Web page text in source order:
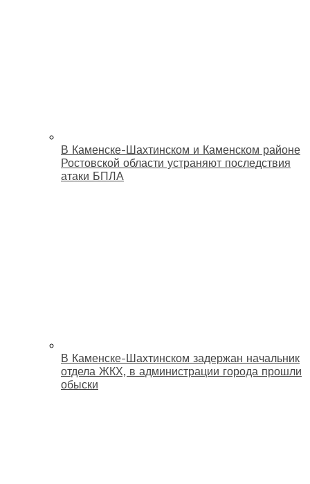
В Каменске-Шахтинском и Каменском районе
Ростовской области устраняют последствия
атаки БПЛА
В Каменске-Шахтинском задержан начальник
отдела ЖКХ, в администрации города прошли
обыски